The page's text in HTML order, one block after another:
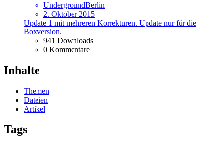
UndergroundBerlin
2. Oktober 2015
Update 1 mit mehreren Korrekturen. Update nur für die
Boxversion.
941 Downloads
0 Kommentare
Inhalte
Themen
Dateien
Artikel
Tags